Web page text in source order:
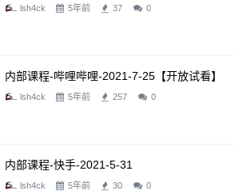
lsh4ck 5年前 37 0
内部课程-哔哩哔哩-2021-7-25【开放试看】
lsh4ck 5年前 257 0
内部课程-快手-2021-5-31
lsh4ck 5年前 30 0